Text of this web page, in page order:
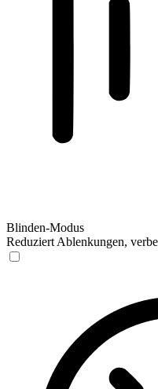
Blinden-Modus
Reduziert Ablenkungen,